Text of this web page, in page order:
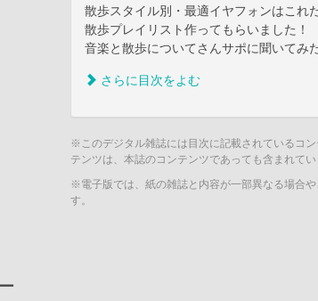
散歩スタイル別・最適イヤフォンはこれ
散歩プレイリスト作ってもらいました！
音楽と散歩についてさんサポに聞いてみ
さらに目次をよむ
※このデジタル雑誌には目次に記載されているコ
テンツは、本誌のコンテンツであっても含まれてい
※電子版では、紙の雑誌と内容が一部異なる場合
す。